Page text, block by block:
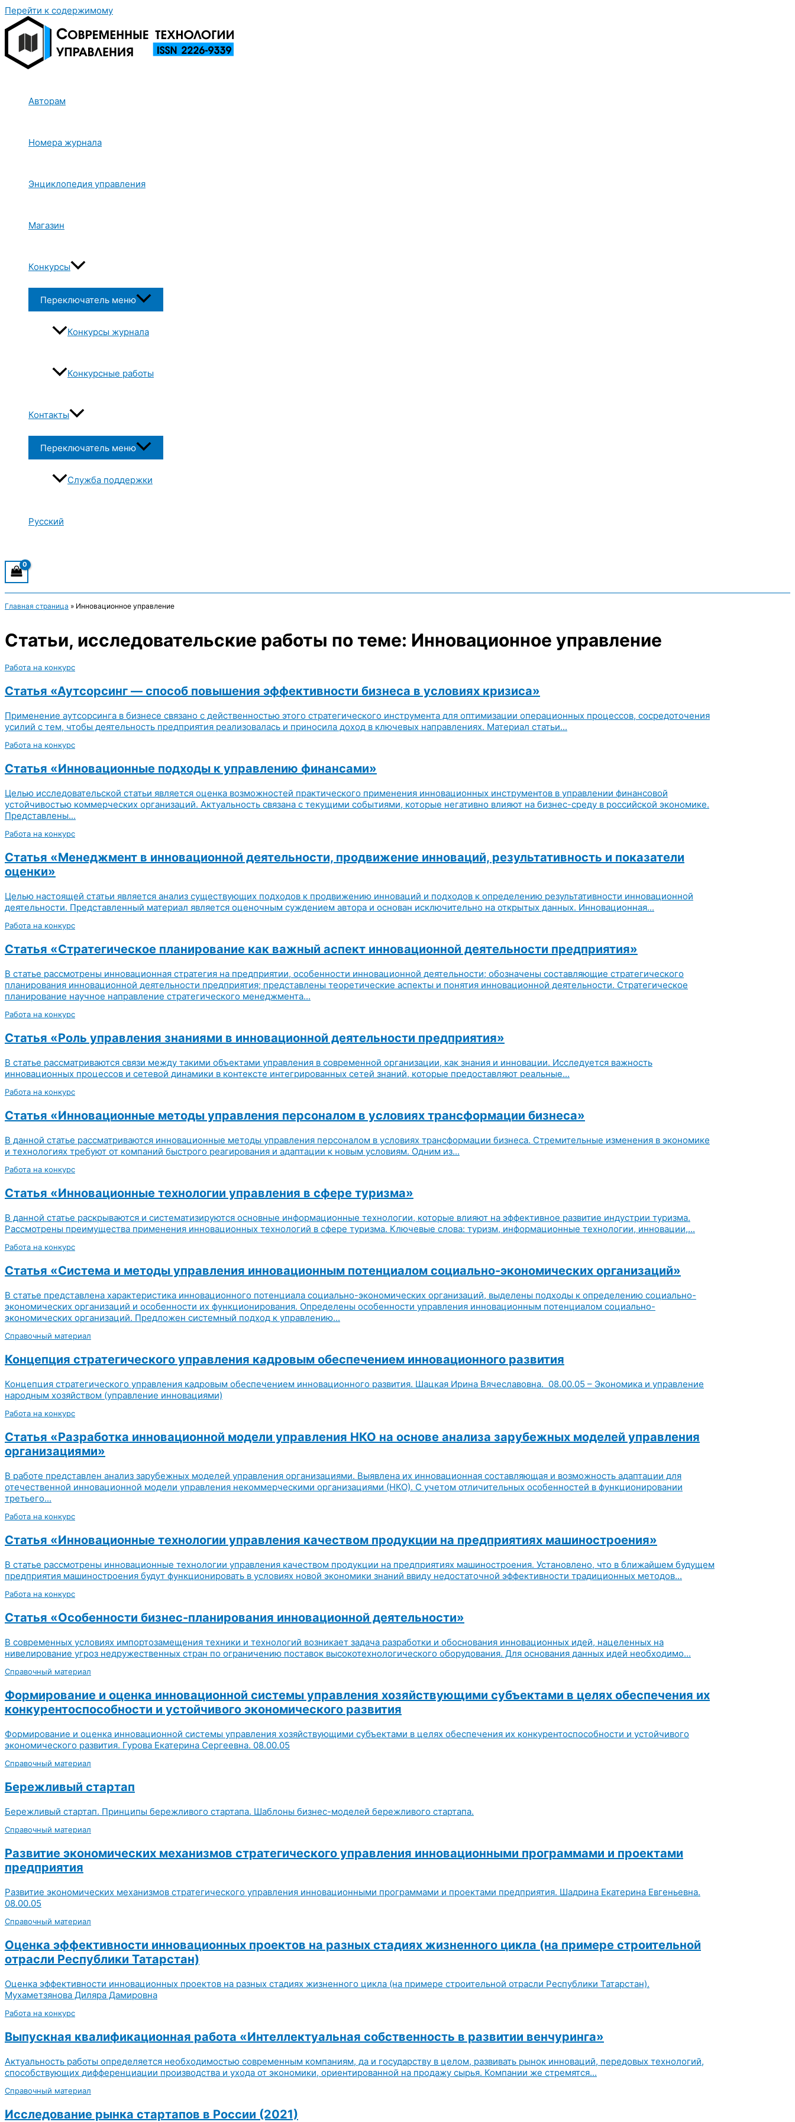
Перейти к содержимому
Авторам
Номера журнала
Энциклопедия управления
Магазин
Конкурсы
Переключатель меню
Конкурсы журнала
Конкурсные работы
Контакты
Переключатель меню
Служба поддержки
Русский
Главная страница » Инновационное управление
Статьи, исследовательские работы по теме: Инновационное управление
Работа на конкурс
Статья «Аутсорсинг — способ повышения эффективности бизнеса в условиях кризиса»
Применение аутсорсинга в бизнесе связано с действенностью этого стратегического инструмента для оптимизации операционных процессов, сосредоточения
усилий с тем, чтобы деятельность предприятия реализовалась и приносила доход в ключевых направлениях. Материал статьи...
Работа на конкурс
Статья «Инновационные подходы к управлению финансами»
Целью исследовательской статьи является оценка возможностей практического применения инновационных инструментов в управлении финансовой
устойчивостью коммерческих организаций. Актуальность связана с текущими событиями, которые негативно влияют на бизнес-среду в российской экономике.
Представлены...
Работа на конкурс
Статья «Менеджмент в инновационной деятельности, продвижение инноваций, результативность и показатели
оценки»
Целью настоящей статьи является анализ существующих подходов к продвижению инноваций и подходов к определению результативности инновационной
деятельности. Представленный материал является оценочным суждением автора и основан исключительно на открытых данных. Инновационная...
Работа на конкурс
Статья «Стратегическое планирование как важный аспект инновационной деятельности предприятия»
В статье рассмотрены инновационная стратегия на предприятии, особенности инновационной деятельности; обозначены составляющие стратегического
планирования инновационной деятельности предприятия; представлены теоретические аспекты и понятия инновационной деятельности. Стратегическое
планирование научное направление стратегического менеджмента...
Работа на конкурс
Статья «Роль управления знаниями в инновационной деятельности предприятия»
В статье рассматриваются связи между такими объектами управления в современной организации, как знания и инновации. Исследуется важность
инновационных процессов и сетевой динамики в контексте интегрированных сетей знаний, которые предоставляют реальные...
Работа на конкурс
Статья «Инновационные методы управления персоналом в условиях трансформации бизнеса»
В данной статье рассматриваются инновационные методы управления персоналом в условиях трансформации бизнеса. Стремительные изменения в экономике
и технологиях требуют от компаний быстрого реагирования и адаптации к новым условиям. Одним из...
Работа на конкурс
Статья «Инновационные технологии управления в сфере туризма»
В данной статье раскрываются и систематизируются основные информационные технологии, которые влияют на эффективное развитие индустрии туризма.
Рассмотрены преимущества применения инновационных технологий в сфере туризма. Ключевые слова: туризм, информационные технологии, инновации,...
Работа на конкурс
Статья «Система и методы управления инновационным потенциалом социально-экономических организаций»
В статье представлена характеристика инновационного потенциала социально-экономических организаций, выделены подходы к определению социально-
экономических организаций и особенности их функционирования. Определены особенности управления инновационным потенциалом социально-
экономических организаций. Предложен системный подход к управлению...
Справочный материал
Концепция стратегического управления кадровым обеспечением инновационного развития
Концепция стратегического управления кадровым обеспечением инновационного развития. Шацкая Ирина Вячеславовна. 08.00.05 – Экономика и управление
народным хозяйством (управление инновациями)
Работа на конкурс
Статья «Разработка инновационной модели управления НКО на основе анализа зарубежных моделей управления
организациями»
В работе представлен анализ зарубежных моделей управления организациями. Выявлена их инновационная составляющая и возможность адаптации для
отечественной инновационной модели управления некоммерческими организациями (НКО). С учетом отличительных особенностей в функционировании
третьего...
Работа на конкурс
Статья «Инновационные технологии управления качеством продукции на предприятиях машиностроения»
В статье рассмотрены инновационные технологии управления качеством продукции на предприятиях машиностроения. Установлено, что в ближайшем будущем
предприятия машиностроения будут функционировать в условиях новой экономики знаний ввиду недостаточной эффективности традиционных методов...
Работа на конкурс
Статья «Особенности бизнес-планирования инновационной деятельности»
В современных условиях импортозамещения техники и технологий возникает задача разработки и обоснования инновационных идей, нацеленных на
нивелирование угроз недружественных стран по ограничению поставок высокотехнологического оборудования. Для основания данных идей необходимо...
Справочный материал
Формирование и оценка инновационной системы управления хозяйствующими субъектами в целях обеспечения их
конкурентоспособности и устойчивого экономического развития
Формирование и оценка инновационной системы управления хозяйствующими субъектами в целях обеспечения их конкурентоспособности и устойчивого
экономического развития. Гурова Екатерина Сергеевна. 08.00.05
Справочный материал
Бережливый стартап
Бережливый стартап. Принципы бережливого стартапа. Шаблоны бизнес-моделей бережливого стартапа.
Справочный материал
Развитие экономических механизмов стратегического управления инновационными программами и проектами
предприятия
Развитие экономических механизмов стратегического управления инновационными программами и проектами предприятия. Шадрина Екатерина Евгеньевна.
08.00.05
Справочный материал
Оценка эффективности инновационных проектов на разных стадиях жизненного цикла (на примере строительной
отрасли Республики Татарстан)
Оценка эффективности инновационных проектов на разных стадиях жизненного цикла (на примере строительной отрасли Республики Татарстан).
Мухаметзянова Диляра Дамировна
Работа на конкурс
Выпускная квалификационная работа «Интеллектуальная собственность в развитии венчуринга»
Актуальность работы определяется необходимостью современным компаниям, да и государству в целом, развивать рынок инноваций, передовых технологий,
способствующих дифференциации производства и ухода от экономики, ориентированной на продажу сырья. Компании же стремятся...
Справочный материал
Исследование рынка стартапов в России (2021)